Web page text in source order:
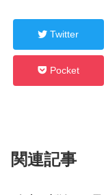
Twitter
Pocket
関連記事